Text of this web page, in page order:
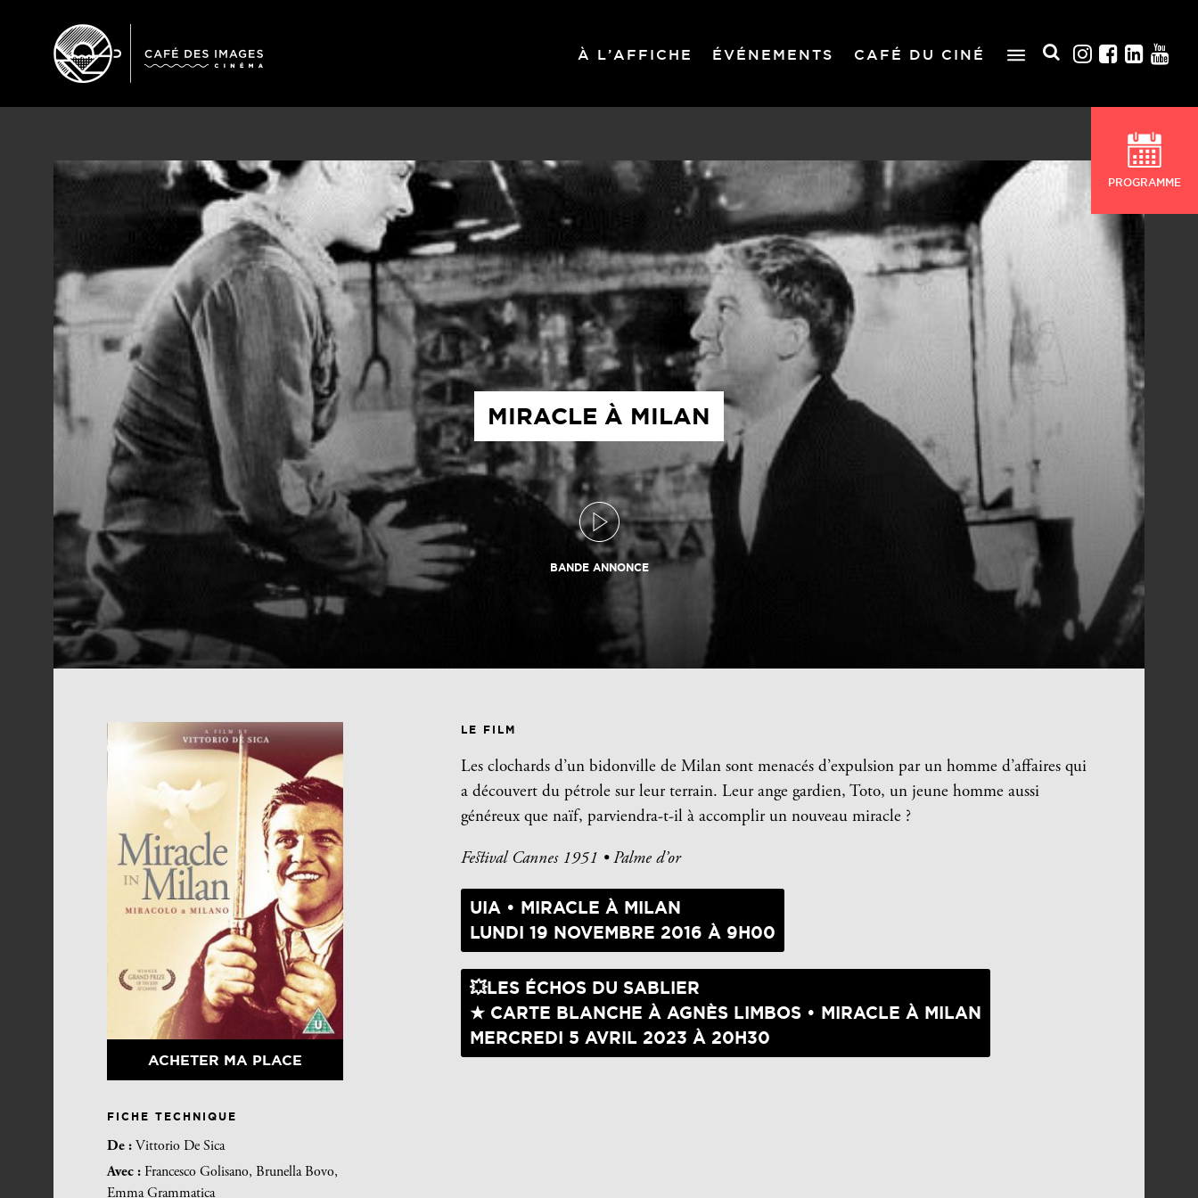
À L’AFFICHE ÉVÉNEMENTS CAFÉ DU CINÉ
MIRACLE À MILAN
BANDE ANNONCE
ACHETER MA PLACE
FICHE TECHNIQUE
De : Vittorio De Sica
Avec : Francesco Golisano, Brunella Bovo,
Emma Grammatica
LE FILM
Les clochards d’un bidonville de Milan sont menacés d’expulsion par un homme d’affaires qui
a découvert du pétrole sur leur terrain. Leur ange gardien, Toto, un jeune homme aussi
généreux que naïf, parviendra-t-il à accomplir un nouveau miracle ?
Festival Cannes 1951 • Palme d’or
UIA • MIRACLE À MILAN
LUNDI 19 NOVEMBRE 2016 À 9H00
💥LES ÉCHOS DU SABLIER
★ CARTE BLANCHE À AGNÈS LIMBOS • MIRACLE À MILAN
MERCREDI 5 AVRIL 2023 À 20H30
PROGRAMME